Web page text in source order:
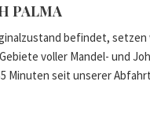
PALMA
befindet,
voller Mandel- und
Minuten seit unserer